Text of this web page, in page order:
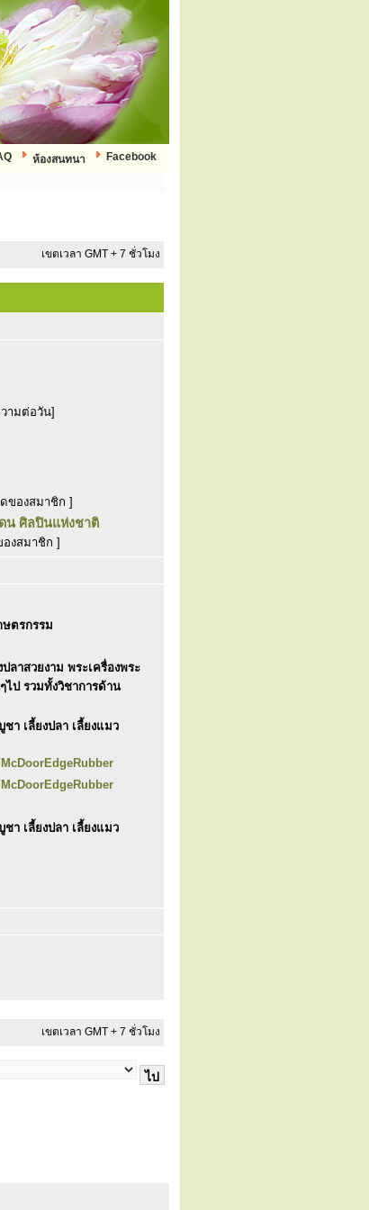
Facebook
ห้องสนทนา
เขตเวลา GMT + 7 ชั่วโมง
ามต่อวัน]
ของสมาชิก ]
น ศิลปินแห่งชาติ
งสมาชิก ]
ษตรกรรม
ลาสวยงาม พระเครื่องพระ
ป รวมทั้งวิชาการด้าน
า เลี้ยงปลา เลี้ยงแมว
า เลี้ยงปลา เลี้ยงแมว
เขตเวลา GMT + 7 ชั่วโมง